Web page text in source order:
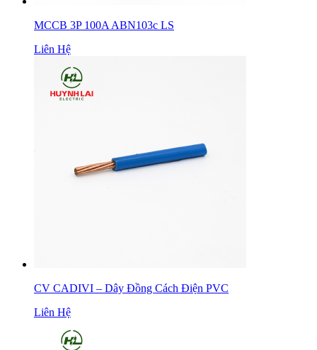
MCCB 3P 100A ABN103c LS
Liên Hệ
CV CADIVI – Dây Đồng Cách Điện PVC
Liên Hệ